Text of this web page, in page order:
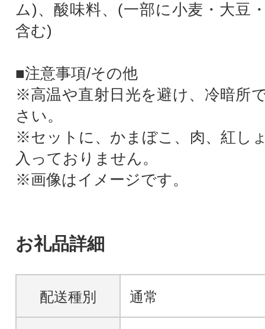
ム)、酸味料、(一部に小麦・大豆
含む)
■注意事項/その他
※高温や直射日光を避け、冷暗所
さい。
※セットに、かまぼこ、肉、紅し
入っておりません。
※画像はイメージです。
お礼品詳細
配送種別 通常